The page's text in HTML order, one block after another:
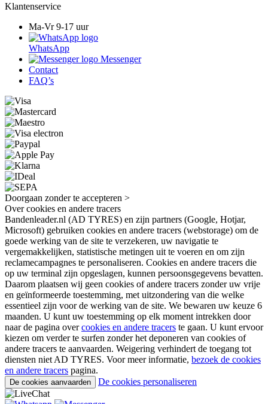
Klantenservice
Ma-Vr 9-17 uur
WhatsApp
Messenger
Contact
FAQ’s
Doorgaan zonder te accepteren >
Over cookies en andere tracers
Bandenleader.nl (AD TYRES) en zijn partners (Google, Hotjar,
Microsoft) gebruiken cookies en andere tracers (webstorage) om de
goede werking van de site te verzekeren, uw navigatie te
vergemakkelijken, statistische metingen uit te voeren en om zijn
reclamecampagnes te personaliseren. Cookies en andere tracers die
op uw terminal zijn opgeslagen, kunnen persoonsgegevens bevatten.
Daarom plaatsen wij geen cookies of andere tracers zonder uw vrije
en geïnformeerde toestemming, met uitzondering van die welke
essentieel zijn voor de werking van de site. We bewaren uw keuze 6
maanden. U kunt uw toestemming op elk moment intrekken door
naar de pagina overcookies en andere tracers te gaan. U kunt ervoor
kiezen om verder te surfen zonder het deponeren van cookies of
andere tracers te aanvaarden. Weigering verhindert de toegang tot
diensten niet AD TYRES. Voor meer informatie, bezoek de cookies
en andere tracers pagina.
De cookies aanvaarden De cookies personaliseren